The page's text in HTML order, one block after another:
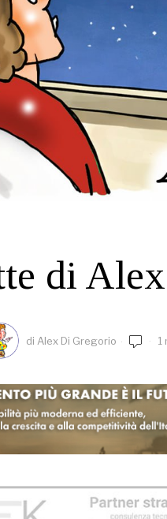
di Alex
di Alex Di Gregorio 1